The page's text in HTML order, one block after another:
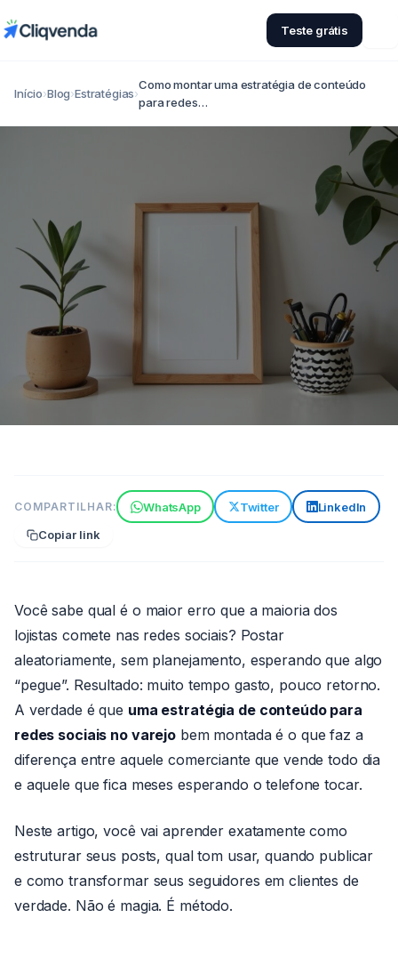
Teste grátis
Início›Blog›Estratégias›
Como montar uma estratégia de conteúdo
para redes…
Como montar uma estratégia
de conteúdo para redes
Por João
Paulo
COMPARTILHAR: WhatsApp Twitter
LinkedIn
Copiar link
Você sabe qual é o maior erro que a maioria dos
lojistas comete nas redes sociais? Postar
aleatoriamente, sem planejamento, esperando que algo
“pegue”. Resultado: muito tempo gasto, pouco retorno.
A verdade é que uma estratégia de conteúdo para
redes sociais no varejo bem montada é o que faz a
diferença entre aquele comerciante que vende todo dia
e aquele que fica meses esperando o telefone tocar.
Neste artigo, você vai aprender exatamente como
estruturar seus posts, qual tom usar, quando publicar
e como transformar seus seguidores em clientes de
verdade. Não é magia. É método.